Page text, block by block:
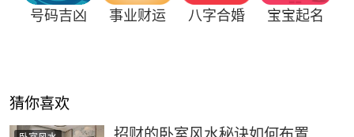
号码吉凶 事业财运 八字合婚 宝宝起名
猜你喜欢